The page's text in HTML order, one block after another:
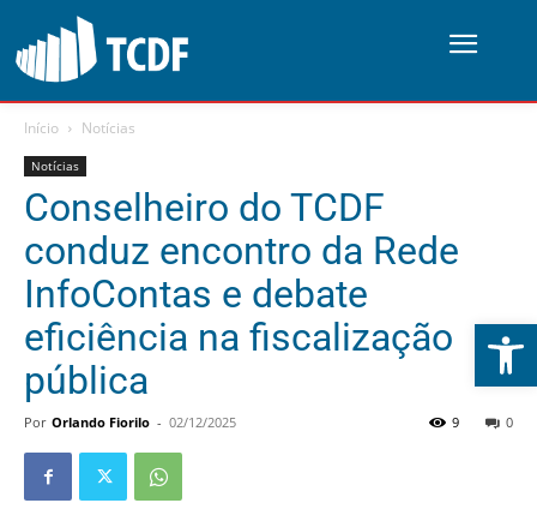
Abrir
Início Notícias
Notícias
Conselheiro do TCDF
conduz encontro da Rede
InfoContas e debate
eficiência na fiscalização
pública
Por Orlando Fiorilo - 02/12/2025 0
9